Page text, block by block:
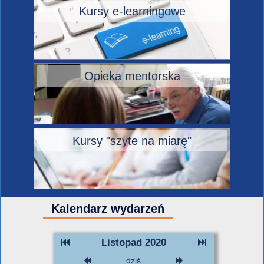
Kursy e-learningowe
Opieka mentorska
Kursy "szyte na miarę"
Kalendarz wydarzeń
Listopad 2020
dziś